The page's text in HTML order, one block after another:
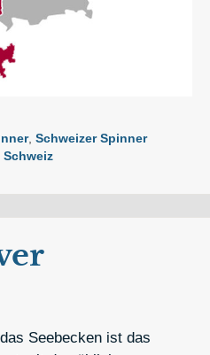
, Schweizer Spinner
Schweiz
Seebecken ist das